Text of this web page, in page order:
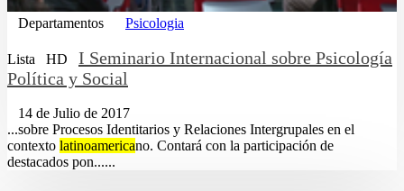
Departamentos Psicologia
Lista HD
I Seminario Internacional sobre Psicología
Política y Social
14 de Julio de 2017
...sobre Procesos Identitarios y Relaciones Intergrupales en el
contexto latinoamericano. Contará con la participación de
destacados pon......